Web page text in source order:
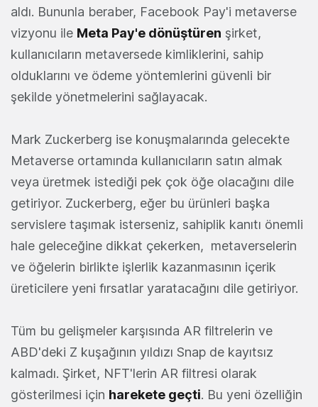
aldı. Bununla beraber, Facebook Pay'i metaverse
vizyonu ile Meta Pay'e dönüştüren şirket,
kullanıcıların metaversede kimliklerini, sahip
olduklarını ve ödeme yöntemlerini güvenli bir
şekilde yönetmelerini sağlayacak.
Mark Zuckerberg ise konuşmalarında gelecekte
Metaverse ortamında kullanıcıların satın almak
veya üretmek istediği pek çok öğe olacağını dile
getiriyor. Zuckerberg, eğer bu ürünleri başka
servislere taşımak isterseniz, sahiplik kanıtı önemli
hale geleceğine dikkat çekerken, metaverselerin
ve öğelerin birlikte işlerlik kazanmasının içerik
üreticilere yeni fırsatlar yaratacağını dile getiriyor.
Tüm bu gelişmeler karşısında AR filtrelerin ve
ABD'deki Z kuşağının yıldızı Snap de kayıtsız
kalmadı. Şirket, NFT'lerin AR filtresi olarak
gösterilmesi için harekete geçti. Bu yeni özelliğin